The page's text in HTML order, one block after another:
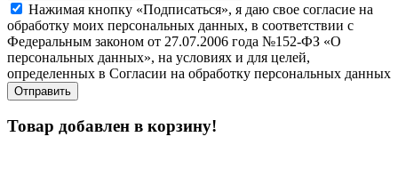
Нажимая кнопку «Подписаться», я даю свое согласие на
обработку моих персональных данных, в соответствии с
Федеральным законом от 27.07.2006 года №152-ФЗ «О
персональных данных», на условиях и для целей,
определенных в Согласии на обработку персональных данных
Товар добавлен в корзину!